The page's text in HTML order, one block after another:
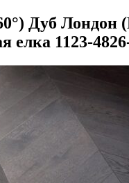
Дуб
елка 1123-